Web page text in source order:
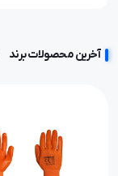
آخرین محصولات برند